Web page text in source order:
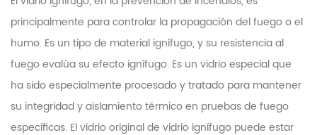
principalmente para controlar la propagación del fuego o el
humo. Es un tipo de material ignífugo, y su resistencia al
fuego evalúa su efecto ignífugo. Es un vidrio especial que
ha sido especialmente procesado y tratado para mantener
su integridad y aislamiento térmico en pruebas de fuego
específicas. El vidrio original de vidrio ignífugo puede estar